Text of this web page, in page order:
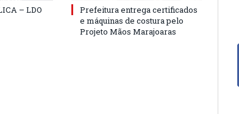
– LDO
Prefeitura entrega certificados
e máquinas de costura pelo
Projeto Mãos Marajoaras